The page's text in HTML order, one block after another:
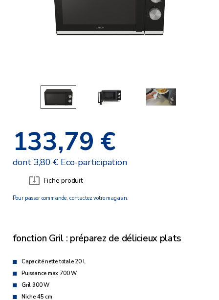
133,79 €
dont 3,80 € Eco-participation
Fiche produit
Pour passer commande, contactez votre magasin.
fonction Gril : préparez de délicieux plats
Capacité nette totale 20 l.
Puissance max 700 W
Gril 900 W
Niche 45 cm